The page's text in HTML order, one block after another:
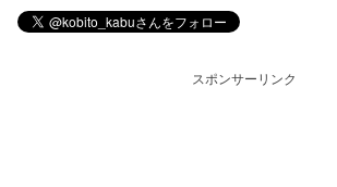
スポンサーリンク